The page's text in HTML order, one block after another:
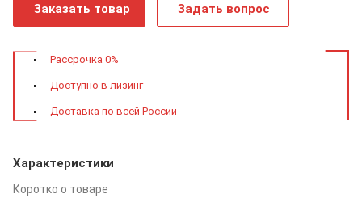
Заказать товар Задать вопрос
Рассрочка 0%
Доступно в лизинг
Доставка по всей России
Характеристики
Коротко о товаре